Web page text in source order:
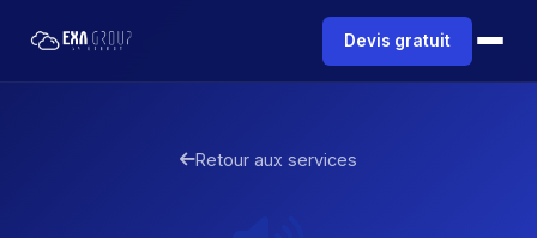
Devis gratuit
Retour aux services